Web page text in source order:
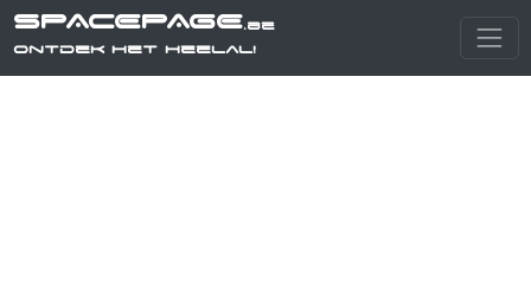
SPACEPAGE.be
Ontdek het heelal!